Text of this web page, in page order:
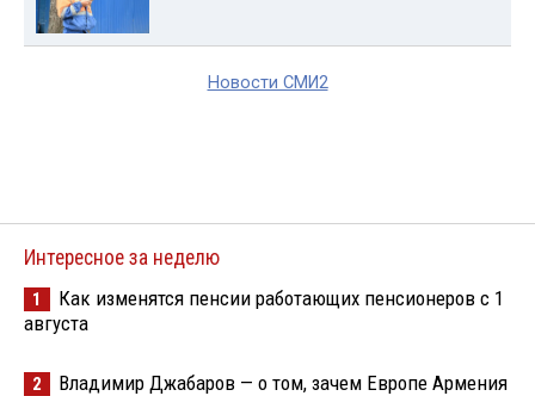
Новости СМИ2
Интересное за неделю
1
Как изменятся пенсии работающих пенсионеров с 1
августа
2 Владимир Джабаров — о том, зачем Европе Армения